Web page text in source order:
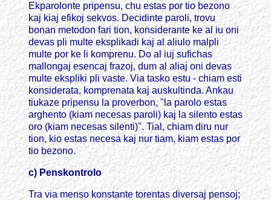
Ekparolonte pripensu, chu estas por tio bezono
kaj kiaj efikoj sekvos. Decidinte paroli, trovu
bonan metodon fari tion, konsiderante ke al iu oni
devas pli multe eksplikadi kaj al aliulo malpli
multe por ke li komprenu. Do al iuj sufichas
mallongaj esencaj frazoj, dum al aliaj oni devas
multe ekspliki pli vaste. Via tasko estu - chiam esti
konsiderata, komprenata kaj auskultinda. Ankau
tiukaze pripensu la proverbon, "la parolo estas
arghento (kiam necesas paroli) kaj la silento estas
oro (kiam necesas silenti)". Tial, chiam diru nur
tion, kio estas necesa kaj nur tiam, kiam estas por
tio bezono.
c) Penskontrolo
Tra via menso konstante torentas diversaj pensoj;